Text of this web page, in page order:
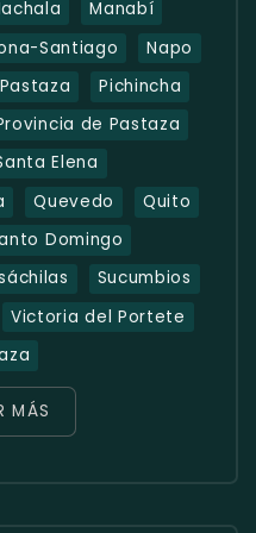
Manabí
Santiago
Napo
Pastaza
Pichincha
de Pastaza
Elena
Quevedo
Quito
Domingo
Sucumbios
Victoria del Portete
MÁS